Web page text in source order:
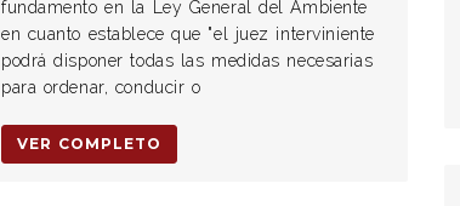
fundamento en la Ley General del Ambiente
en cuanto establece que "el juez interviniente
podrá disponer todas las medidas necesarias
para ordenar, conducir o
VER COMPLETO